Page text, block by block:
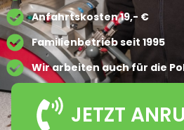
Anfahrtskosten 19,- €
Familienbetrieb seit 1995
Wir arbeiten auch für die
JETZT